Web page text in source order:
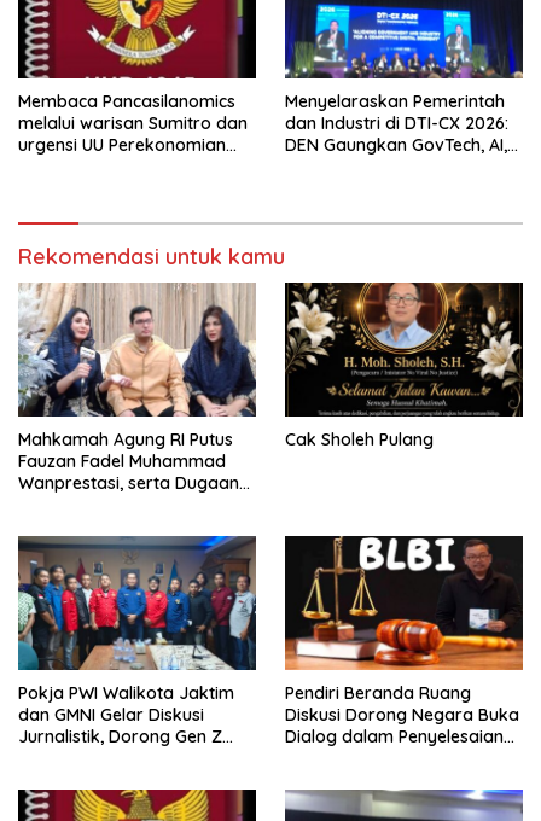
Membaca Pancasilanomics
melalui warisan Sumitro dan
urgensi UU Perekonomian
Menyelaraskan Pemerintah
dan Industri di DTI-CX 2026:
DEN Gaungkan GovTech, AI,
Rekomendasi untuk kamu
Mahkamah Agung RI Putus
Fauzan Fadel Muhammad
Wanprestasi, serta Dugaan
Cak Sholeh Pulang
Pokja PWI Walikota Jaktim
dan GMNI Gelar Diskusi
Jurnalistik, Dorong Gen Z
Pendiri Beranda Ruang
Diskusi Dorong Negara Buka
Dialog dalam Penyelesaian